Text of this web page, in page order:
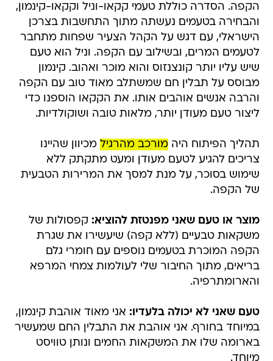
הקפה. הסדרה כוללת טעמי קקאו-וניל וקקאו-קינמון,
והבחירה בטעמים נעשתה מתוך התחשבות בצרכן
הישראלי, עם דגש על הקהל הצעיר שפחות מתחבר
לטעמים המרים, ובשילוב עם הקפה. וניל הוא טעם
שיש עליו יותר קונצנזוס והוא מוכר ואהוב. קינמון
מבוסס על תבלין חם שמשתלב מאוד טוב עם הקפה
והרבה אנשים אוהבים אותו. את הקקאו הוספנו כדי
ליצור טעם מעודן יותר, מלאות טובה ושוקולדיות.
תהליך הפיתוח היהמורכב מהרגיל מכיוון שהיינו
צריכים להגיע לטעם מעודן ומעט מתקתק ללא
שימוש בסוכר, על מנת למסך את המרירות הטבעית
של הקפה.
מוצר או טעם שאני מפנטזת להוציא: קפסולות של
משקאות טבעיים (ללא קפה) שיעשירו את שגרת
הקפה המוכרת בטעמים נוספים עם חומרי גלם
בריאים, מתוך החיבור שלי לעולמות צמחי המרפא
והארומתרפיה.
טעם שאני לא יכולה בלעדיו: אני מאוד אוהבת קינמון,
במיוחד בחורף. אני אוהבת את התבלין החם שמעשיר
בארומה שלו את המשקאות החמים ונותן טוויסט
מיוחד.